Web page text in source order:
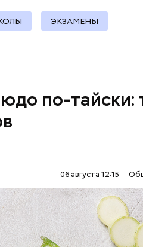
ЭКЗАМЕНЫ
по-тайски:
06 августа 12:15